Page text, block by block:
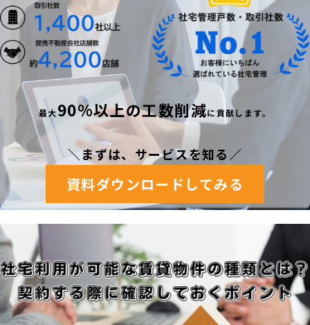
最大90%以上の工数削減に貢献します。
＼まずは、サービスを知る ／
資料ダウンロードしてみる